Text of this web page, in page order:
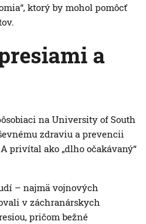
ktorý by mohol pomôcť
a
na University of South
zdraviu a prevencii
privítal ako „dlho očakávaný“
– najmä vojnových
v záchranárskych
pričom bežné